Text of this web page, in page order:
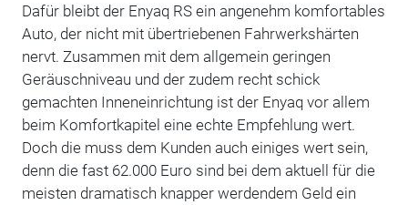
Dafür bleibt der Enyaq RS ein angenehm komfortables
Auto, der nicht mit übertriebenen Fahrwerkshärten
nervt. Zusammen mit dem allgemein geringen
Geräuschniveau und der zudem recht schick
gemachten Inneneinrichtung ist der Enyaq vor allem
beim Komfortkapitel eine echte Empfehlung wert.
Doch die muss dem Kunden auch einiges wert sein,
denn die fast 62.000 Euro sind bei dem aktuell für die
meisten dramatisch knapper werdendem Geld ein